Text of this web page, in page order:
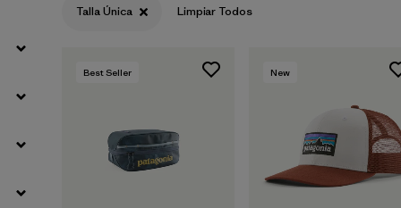
Filtrar por
Materials & Fabric
Talla Única Limpiar Todos
Best Seller New